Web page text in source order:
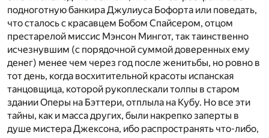
подноготную банкира Джулиуса Бофорта или поведать,
что сталось с красавцем Бобом Спайсером, отцом
престарелой миссис Мэнсон Мингот, так таинственно
исчезнувшим (с порядочной суммой доверенных ему
денег) менее чем через год после женитьбы, но ровно в
тот день, когда восхитительной красоты испанская
танцовщица, которой рукоплескали толпы в старом
здании Оперы на Бэттери, отплыла на Кубу. Но все эти
тайны, как и масса других, были накрепко заперты в
душе мистера Джексона, ибо распространять что-либо,